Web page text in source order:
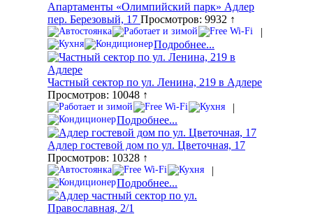
Апартаменты «Олимпийский парк» Адлер
пер. Березовый, 17 Просмотров: 9932 ↑
|
Подробнее...
Частный сектор по ул. Ленина, 219 в Адлере
Просмотров: 10048 ↑
|
Подробнее...
Адлер гостевой дом по ул. Цветочная, 17
Просмотров: 10328 ↑
|
Подробнее...